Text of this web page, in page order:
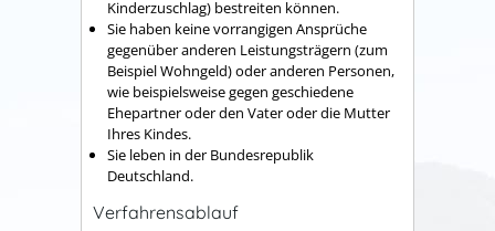
Kinderzuschlag) bestreiten können.
Sie haben keine vorrangigen Ansprüche
gegenüber anderen Leistungsträgern (zum
Beispiel Wohngeld) oder anderen Personen,
wie beispielsweise gegen geschiedene
Ehepartner oder den Vater oder die Mutter
Ihres Kindes.
Sie leben in der Bundesrepublik
Deutschland.
Verfahrensablauf